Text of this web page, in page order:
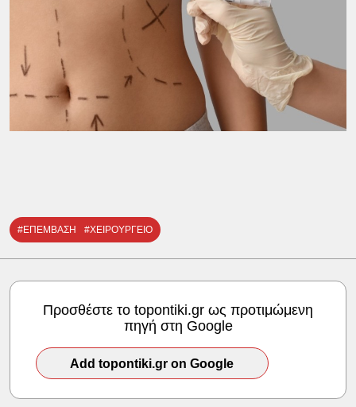
#ΕΠΕΜΒΑΣΗ #ΧΕΙΡΟΥΡΓΕΙΟ
Προσθέστε το topontiki.gr ως προτιμώμενη
πηγή στη Google
Add topontiki.gr on Google